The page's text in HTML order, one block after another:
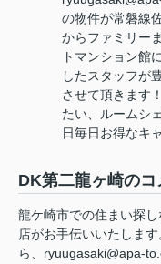
の物件が常磐線
からファミリー
トマンション館
したスタッフが
させて頂きます
たい、ルームシ
日毎日お得なキ
DK第二龍ヶ崎の
龍ケ崎市での住まい探
店がお手伝いいたしま
ら、ryuugasaki@apa-